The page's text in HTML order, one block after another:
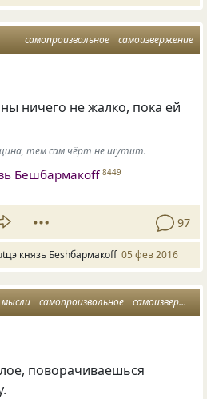
самопроизвольное самоизвержение
ничего не жалко, пока ей
тем сам чёрт не шутит.
Бешбармакоff 8449
97
князь Беshбармакоff 05 фев 2016
мысли самопроизвольное самоизвержение
поворачиваешься